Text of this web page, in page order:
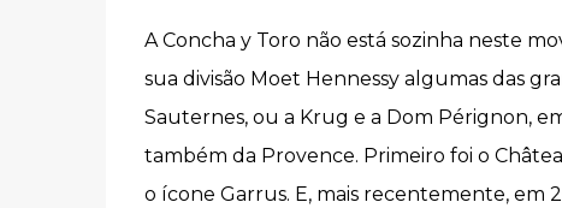
A Concha y Toro não está sozinha neste
sua divisão Moet Hennessy algumas das
Sauternes, ou a Krug e a Dom Pérignon,
também da Provence. Primeiro foi o
o ícone Garrus. E, mais recentemente, em